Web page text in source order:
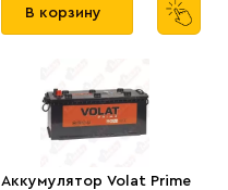
В корзину
Аккумулятор Volat Prime